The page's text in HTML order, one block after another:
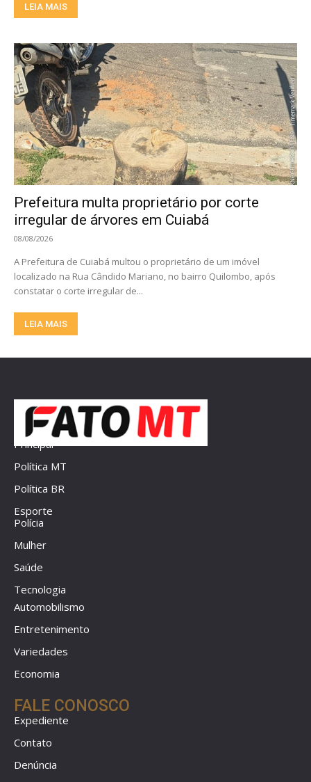
LEIA MAIS
Prefeitura multa proprietário por corte
irregular de árvores em Cuiabá
08/08/2026
A Prefeitura de Cuiabá multou o proprietário de um imóvel
localizado na Rua Cândido Mariano, no bairro Quilombo, após
constatar o corte irregular de...
LEIA MAIS
Principal
Política MT
Política BR
Esporte
Polícia
Mulher
Saúde
Tecnologia
Automobilismo
Entretenimento
Variedades
Economia
FALE CONOSCO
Expediente
Contato
Denúncia